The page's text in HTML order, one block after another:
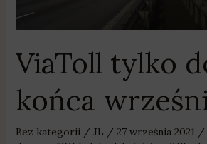
ViaToll tylko
końca
Bez kategorii/ JL / 27 września 2021 /